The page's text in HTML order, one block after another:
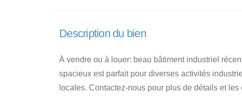
Description du bien
À vendre ou à louer: beau bâtiment industriel
spacieux est parfait pour diverses activités
locales. Contactez-nous pour plus de détails et